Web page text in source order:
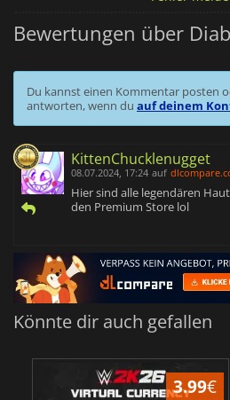
Bewertungen über
Du kannst einen Kommentar posten
antworten, wenn du auf deinem
KittenChucklenugget
08.07.2024, 17:24 auf
Hier sind alle legendären
den Premium Store lol
Könnte dir auch gefallen
3.99€